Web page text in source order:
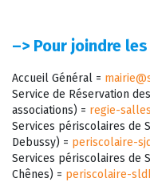
–> Pour joindre
Accueil Général =
Service de Réservation
associations) = regie-
Services périscolaires de
Debussy) = periscolaire-
Services périscolaires de
Chênes) = periscolaire-